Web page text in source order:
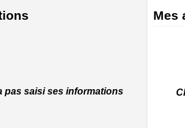
pas saisi ses informations
Mes